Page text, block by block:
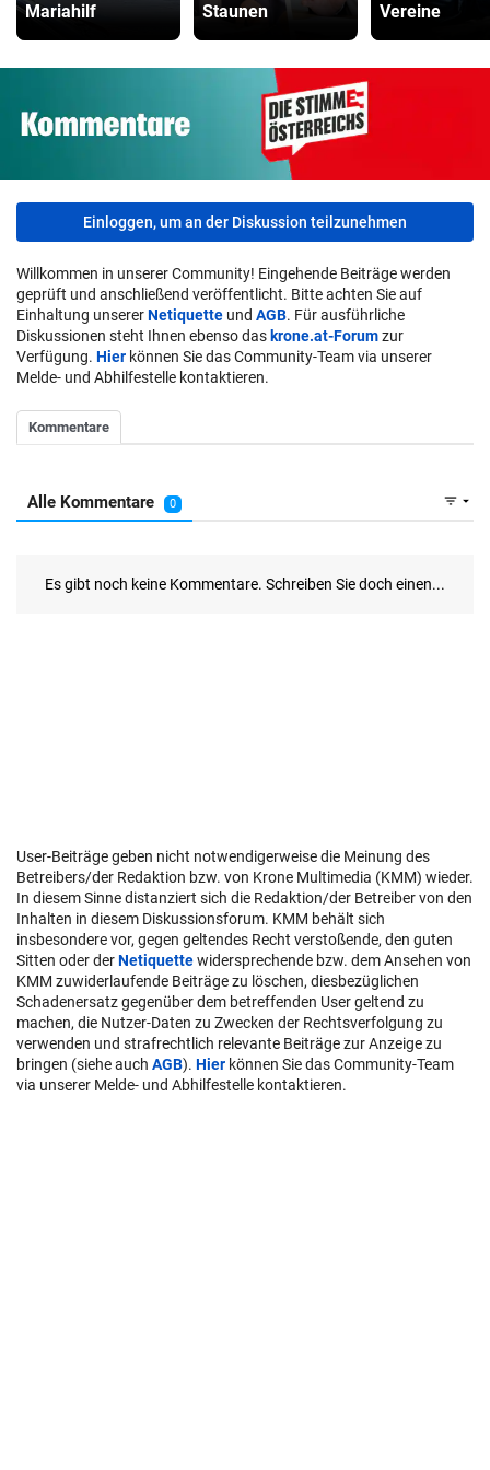
Mariahilf Staunen Vereine
Einloggen, um an der Diskussion teilzunehmen
Willkommen in unserer Community! Eingehende Beiträge werden
geprüft und anschließend veröffentlicht. Bitte achten Sie auf
Einhaltung unsererNetiquette und AGB. Für ausführliche
Diskussionen steht Ihnen ebenso das krone.at-Forumzur
Verfügung. Hier können Sie das Community-Team via unserer
Melde- und Abhilfestelle kontaktieren.
User-Beiträge geben nicht notwendigerweise die Meinung des
Betreibers/der Redaktion bzw. von Krone Multimedia (KMM) wieder.
In diesem Sinne distanziert sich die Redaktion/der Betreiber von den
Inhalten in diesem Diskussionsforum. KMM behält sich
insbesondere vor, gegen geltendes Recht verstoßende, den guten
Sitten oder derNetiquettewidersprechende bzw. dem Ansehen von
KMM zuwiderlaufende Beiträge zu löschen, diesbezüglichen
Schadenersatz gegenüber dem betreffenden User geltend zu
machen, die Nutzer-Daten zu Zwecken der Rechtsverfolgung zu
verwenden und strafrechtlich relevante Beiträge zur Anzeige zu
bringen (siehe auch AGB). Hier können Sie das Community-Team
via unserer Melde- und Abhilfestelle kontaktieren.